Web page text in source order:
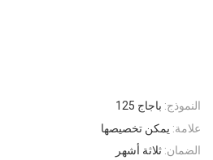
النموذج: باجاج 125
علامة: يمكن تخصيصها
الضمان: ثلاثة أشهر